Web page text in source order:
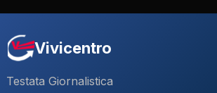
Vivicentro
Testata Giornalistica